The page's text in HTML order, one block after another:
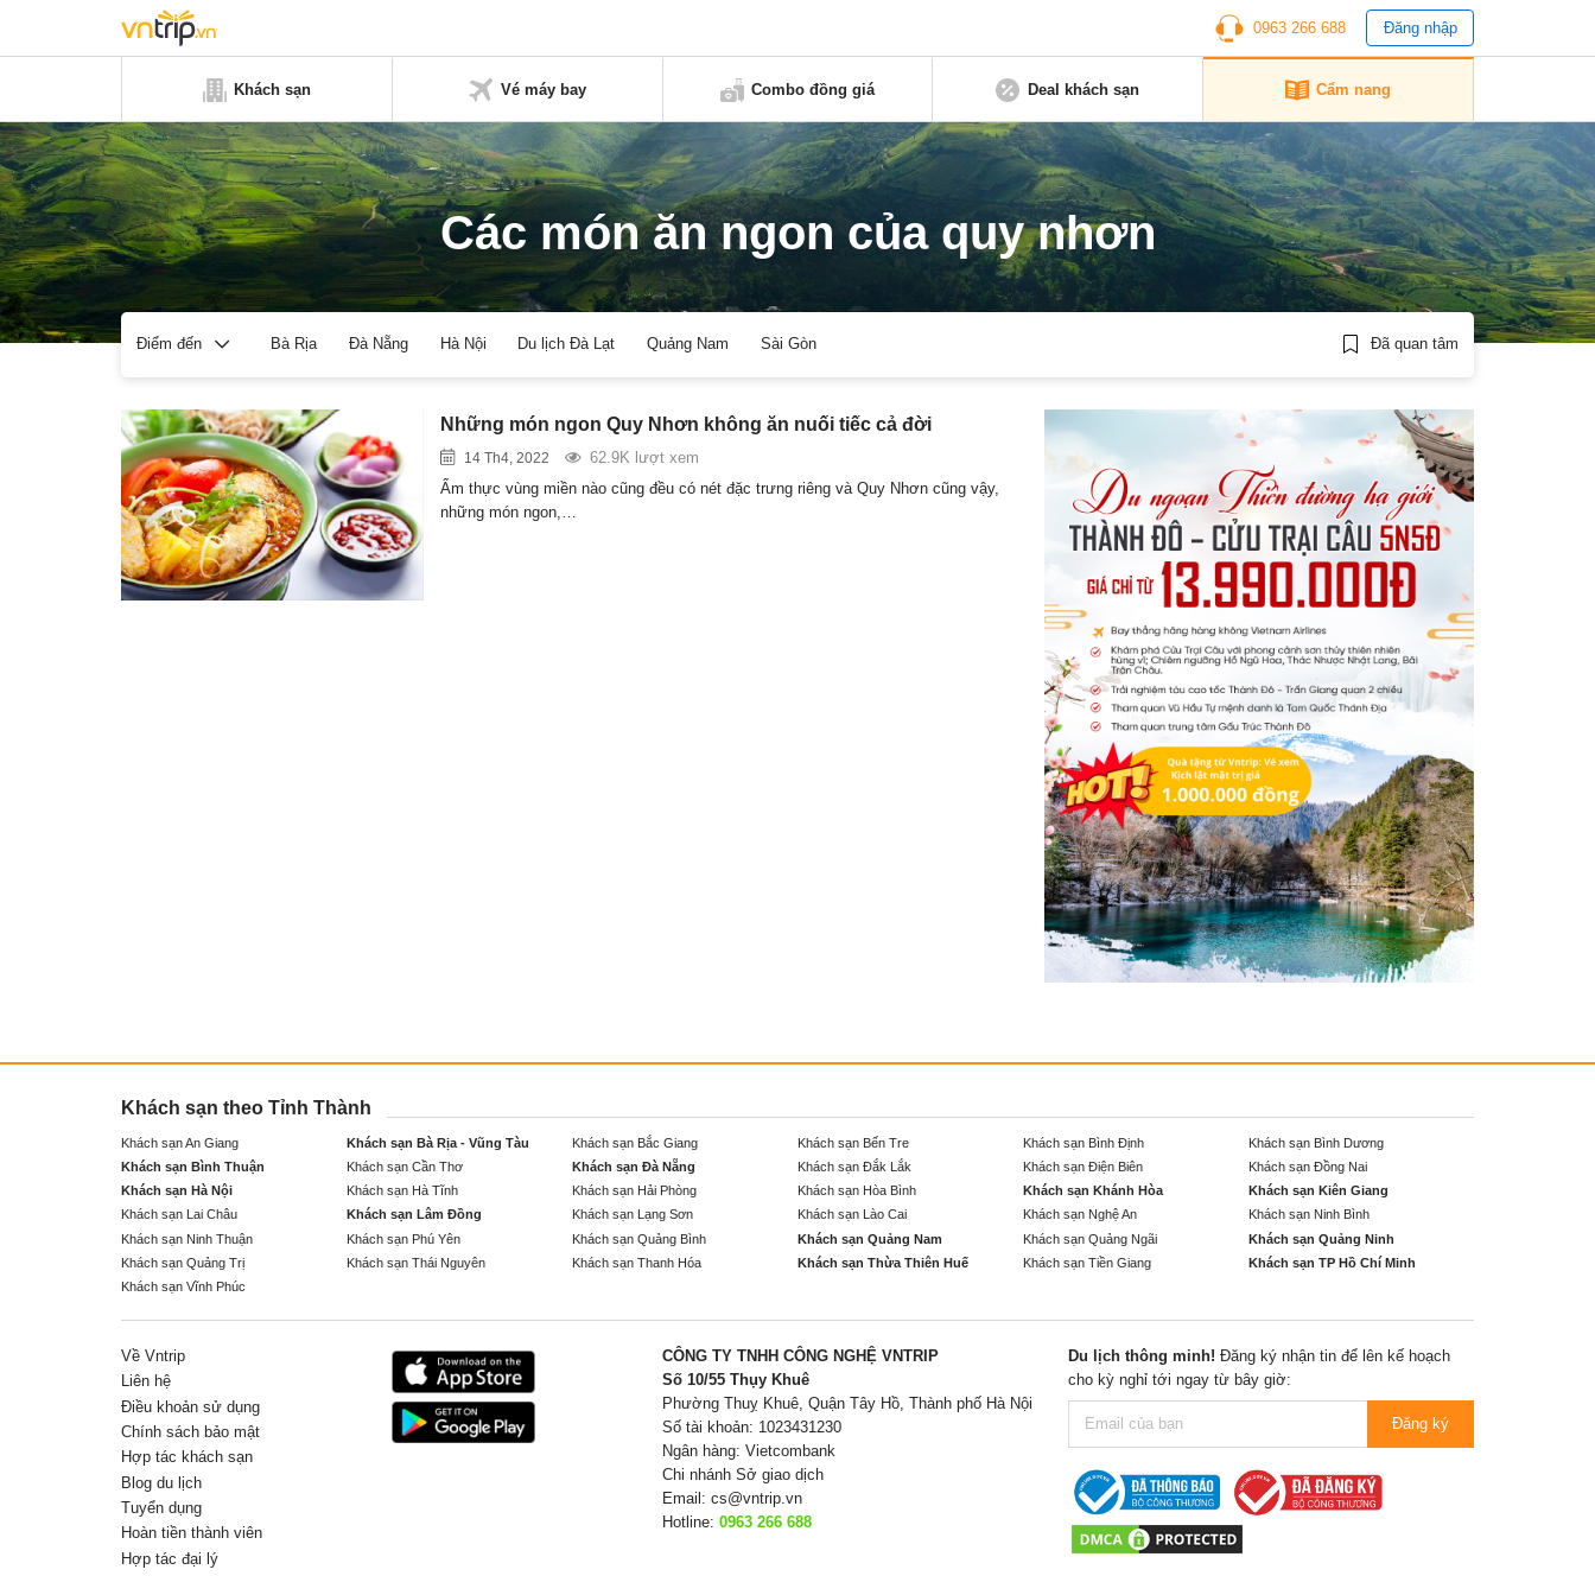
0963 266 688 Đăng nhập
Khách sạn Vé máy bay Combo đồng giá Deal khách sạn Cẩm nang
Các món ăn ngon của quy nhơn
Điểm đến Bà Rịa Đà Nẵng Hà Nội Du lịch Đà Lạt Quảng Nam Sài Gòn Đã quan tâm
Những món ngon Quy Nhơn không ăn nuối tiếc cả đời
14 Th4, 2022
62.9K lượt xem
Ẩm thực vùng miền nào cũng đều có nét đặc trưng riêng và Quy Nhơn cũng vậy,
những món ngon,…
Khách sạn theo Tỉnh Thành
Khách sạn An Giang Khách sạn Bà Rịa - Vũng Tàu Khách sạn Bắc Giang Khách sạn Bến Tre Khách sạn Bình Định
Khách sạn Bình Dương
Khách sạn Bình Thuận
Khách sạn Cần Thơ Khách sạn Đà Nẵng Khách sạn Đắk Lắk Khách sạn Điện Biên
Khách sạn Đồng Nai
Khách sạn Hà Nội
Khách sạn Hà Tĩnh Khách sạn Hải Phòng Khách sạn Hòa Bình Khách sạn Khánh Hòa
Khách sạn Kiên Giang
Khách sạn Lai Châu
Khách sạn Lâm Đồng Khách sạn Lạng Sơn Khách sạn Lào Cai Khách sạn Nghệ An
Khách sạn Ninh Bình
Khách sạn Ninh Thuận
Khách sạn Phú Yên Khách sạn Quảng Bình Khách sạn Quảng Nam Khách sạn Quảng Ngãi
Khách sạn Quảng Ninh
Khách sạn Quảng Trị
Khách sạn Thái Nguyên Khách sạn Thanh Hóa Khách sạn Thừa Thiên Huế Khách sạn Tiền Giang
Khách sạn TP Hồ Chí Minh
Khách sạn Vĩnh Phúc
Về Vntrip
Liên hệ
Điều khoản sử dụng
Chính sách bảo mật
Hợp tác khách sạn
Blog du lịch
Tuyển dụng
Hoàn tiền thành viên
Hợp tác đại lý
CÔNG TY TNHH CÔNG NGHỆ VNTRIP
Số 10/55 Thụy Khuê
Phường Thuỵ Khuê, Quận Tây Hồ, Thành phố Hà Nội
Số tài khoản: 1023431230
Ngân hàng: Vietcombank
Chi nhánh Sở giao dịch
Email: cs@vntrip.vn
Hotline: 0963 266 688
Du lịch thông minh! Đăng ký nhận tin để lên kế hoạch
cho kỳ nghỉ tới ngay từ bây giờ:
Đăng ký